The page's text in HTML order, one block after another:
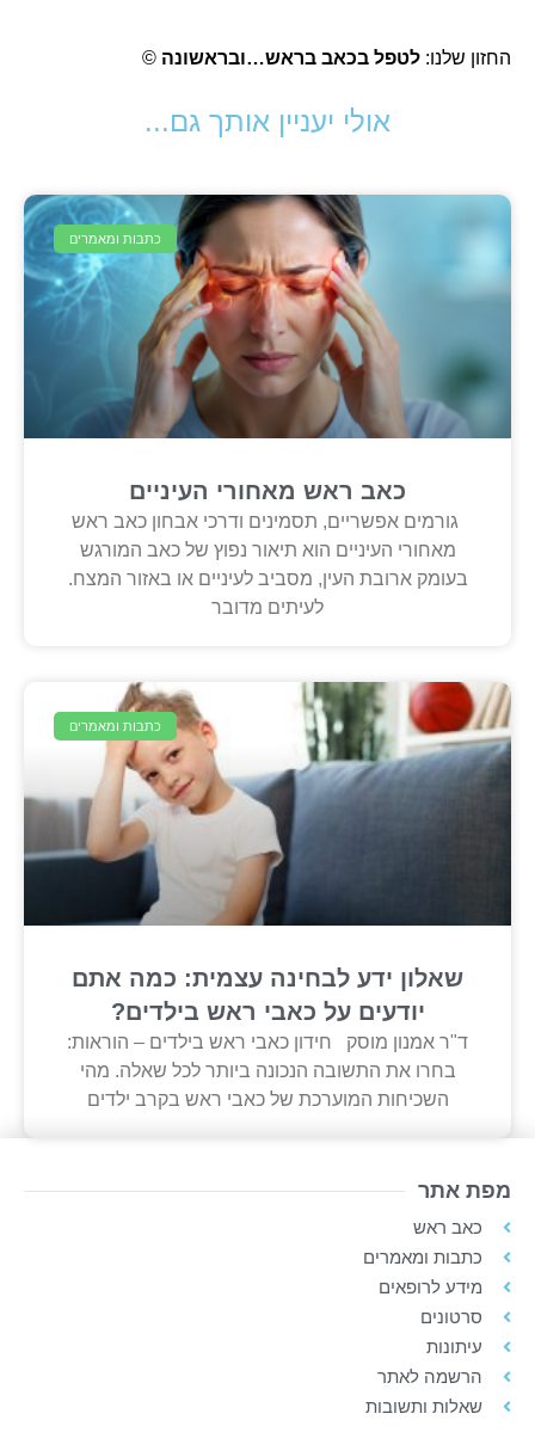
החזון שלנו:לטפל בכאב בראש…ובראשונה©
אולי יעניין אותך גם...
כתבות ומאמרים
כאב ראש מאחורי העיניים
גורמים אפשריים, תסמינים ודרכי אבחון כאב ראש
מאחורי העיניים הוא תיאור נפוץ של כאב המורגש
בעומק ארובת העין, מסביב לעיניים או באזור המצח.
לעיתים מדובר
כתבות ומאמרים
שאלון ידע לבחינה עצמית: כמה אתם
יודעים על כאבי ראש בילדים?
ד"ר אמנון מוסק חידון כאבי ראש בילדים – הוראות:
בחרו את התשובה הנכונה ביותר לכל שאלה. מהי
השכיחות המוערכת של כאבי ראש בקרב ילדים
מפת אתר
כאב ראש
כתבות ומאמרים
מידע לרופאים
סרטונים
עיתונות
הרשמה לאתר
שאלות ותשובות